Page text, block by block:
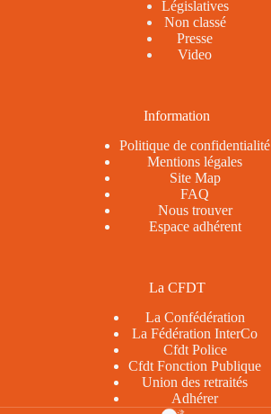
Législatives
Non classé
Presse
Video
Information
Politique de confidentialité
Mentions légales
Site Map
FAQ
Nous trouver
Espace adhérent
La CFDT
La Confédération
La Fédération InterCo
Cfdt Police
Cfdt Fonction Publique
Union des retraités
Adhérer